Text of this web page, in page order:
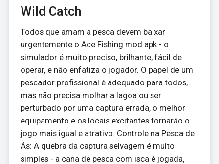
Wild Catch
Todos que amam a pesca devem baixar
urgentemente o Ace Fishing mod apk - o
simulador é muito preciso, brilhante, fácil de
operar, e não enfatiza o jogador. O papel de um
pescador profissional é adequado para todos,
mas não precisa molhar a lagoa ou ser
perturbado por uma captura errada, o melhor
equipamento e os locais excitantes tornarão o
jogo mais igual e atrativo. Controle na Pesca de
Ás: A quebra da captura selvagem é muito
simples - a cana de pesca com isca é jogada,